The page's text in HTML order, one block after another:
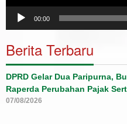
00:00
Berita Terbaru
DPRD Gelar Dua Paripurna,
Raperda Perubahan Pajak
07/08/2026